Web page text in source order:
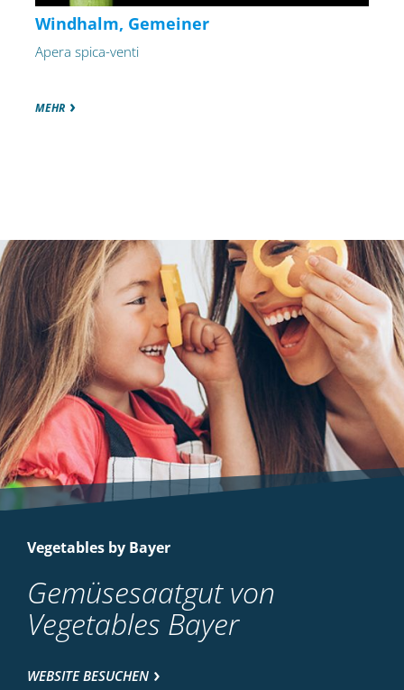
Windhalm, Gemeiner
Apera spica-venti
MEHR
Vegetables by Bayer
Gemüsesaatgut von
Vegetables Bayer
WEBSITE BESUCHEN